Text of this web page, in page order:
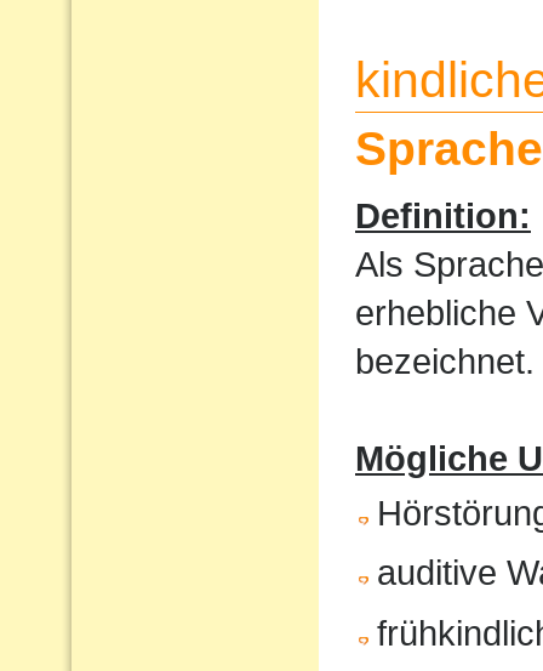
Definition:
Als
erhebliche
bezeichnet.
Mögliche
auditive